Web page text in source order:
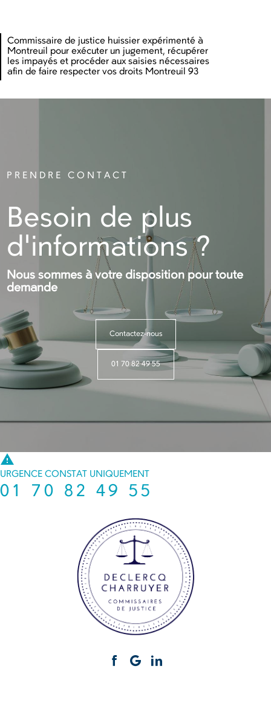
Commissaire de justice huissier expérimenté à
Montreuil pour exécuter un jugement, récupérer
les impayés et procéder aux saisies nécessaires
afin de faire respecter vos droits Montreuil 93
PRENDRE CONTACT
Besoin de plus
d'informations ?
Nous sommes à votre disposition pour toute
demande
Contactez-nous
01 70 82 49 55
warning
URGENCE CONSTAT UNIQUEMENT
01 70 82 49 55